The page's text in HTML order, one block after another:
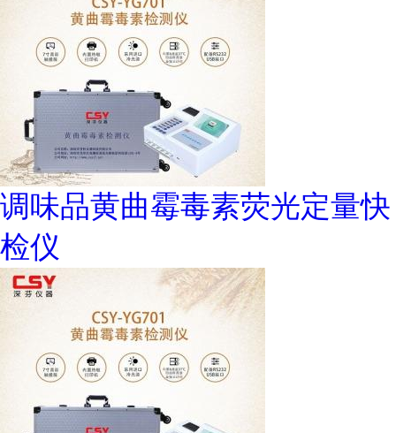
调味品黄曲霉毒素荧光定量快
检仪